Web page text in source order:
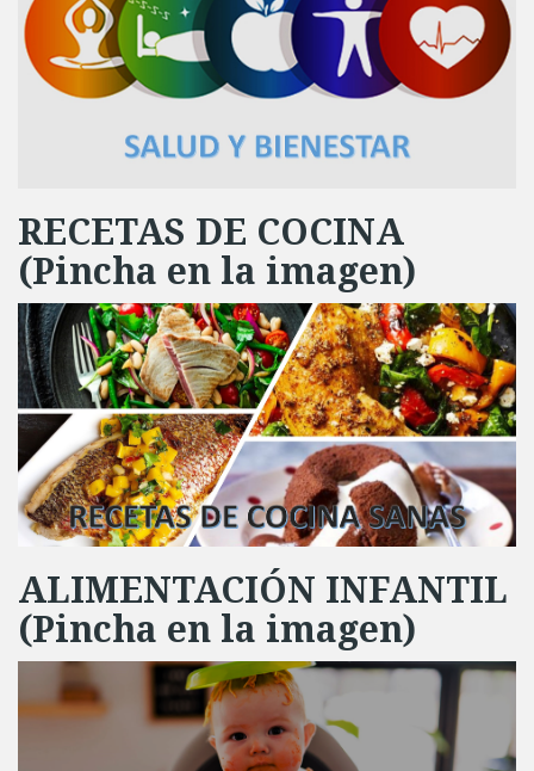
RECETAS DE COCINA
(Pincha en la imagen)
ALIMENTACIÓN INFANTIL
(Pincha en la imagen)